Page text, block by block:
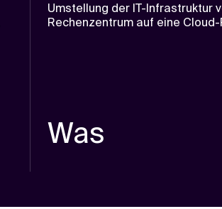
Umstellung der IT-Infrastruktur
Rechenzentrum auf eine
Was